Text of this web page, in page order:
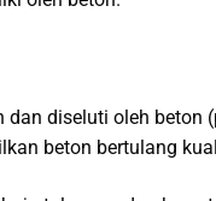
diseluti oleh beton
beton bertulang